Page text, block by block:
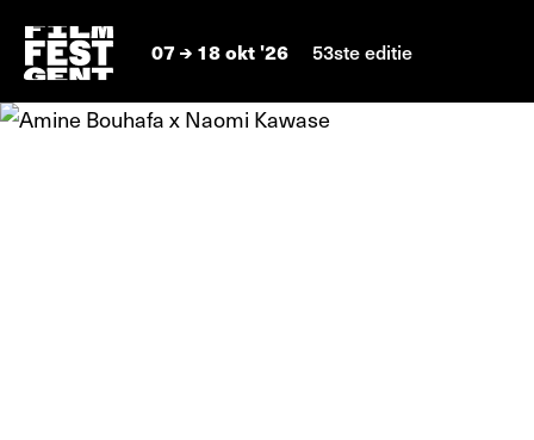
07 18 okt '26 53ste editie